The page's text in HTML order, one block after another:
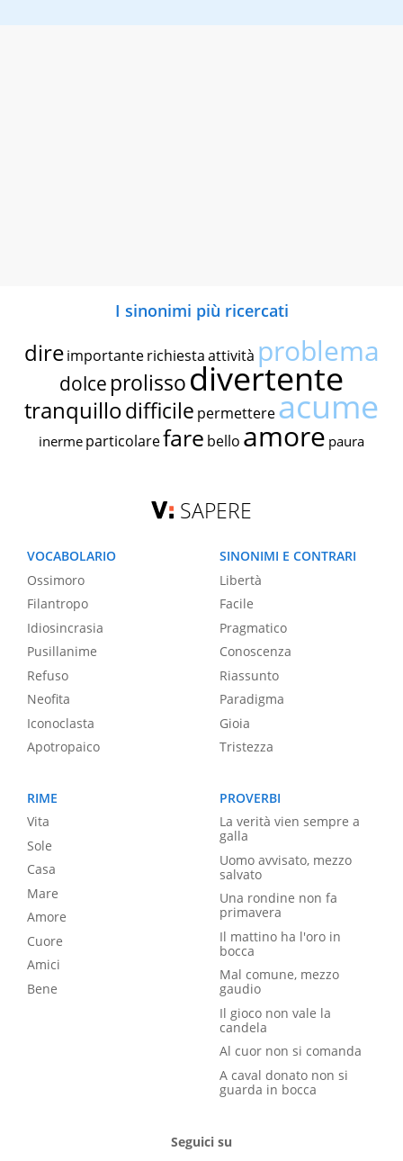
I sinonimi più ricercati
dire importante richiestaattività problema
dolce prolissodivertente
tranquillodifficile permettereacume
inerme particolarefare bello amore paura
SAPERE
VOCABOLARIO
Ossimoro
Filantropo
Idiosincrasia
Pusillanime
Refuso
Neofita
Iconoclasta
Apotropaico
SINONIMI E CONTRARI
Libertà
Facile
Pragmatico
Conoscenza
Riassunto
Paradigma
Gioia
Tristezza
RIME
Vita
Sole
Casa
Mare
Amore
Cuore
Amici
Bene
PROVERBI
La verità vien sempre a
galla
Uomo avvisato, mezzo
salvato
Una rondine non fa
primavera
Il mattino ha l'oro in
bocca
Mal comune, mezzo
gaudio
Il gioco non vale la
candela
Al cuor non si comanda
A caval donato non si
guarda in bocca
Seguici su